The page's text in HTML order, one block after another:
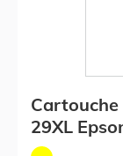
29XL